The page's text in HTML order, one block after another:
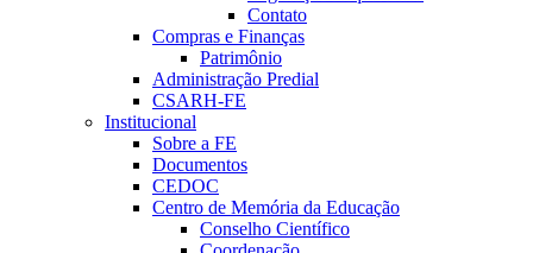
Contato
Compras e Finanças
Patrimônio
Administração Predial
CSARH-FE
Institucional
Sobre a FE
Documentos
CEDOC
Centro de Memória da Educação
Conselho Científico